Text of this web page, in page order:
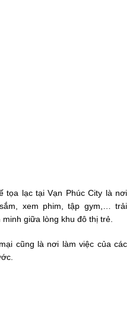
tọa lạc tại Vạn Phúc City là nơi
xem phim, tập gym,… trải
giữa lòng khu đô thị trẻ.
cũng là nơi làm việc của các